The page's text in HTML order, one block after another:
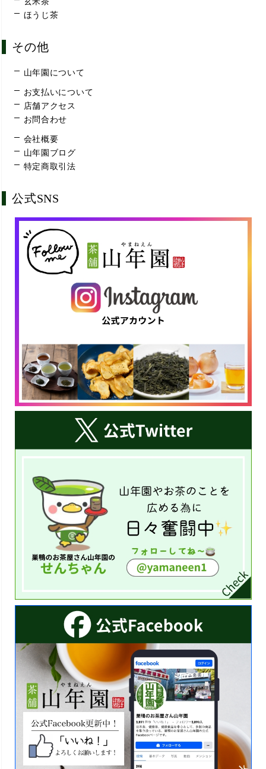
ほうじ茶
その他
山年園について
お支払いについて
店舗アクセス
お問合わせ
会社概要
山年園ブログ
特定商取引法
公式SNS